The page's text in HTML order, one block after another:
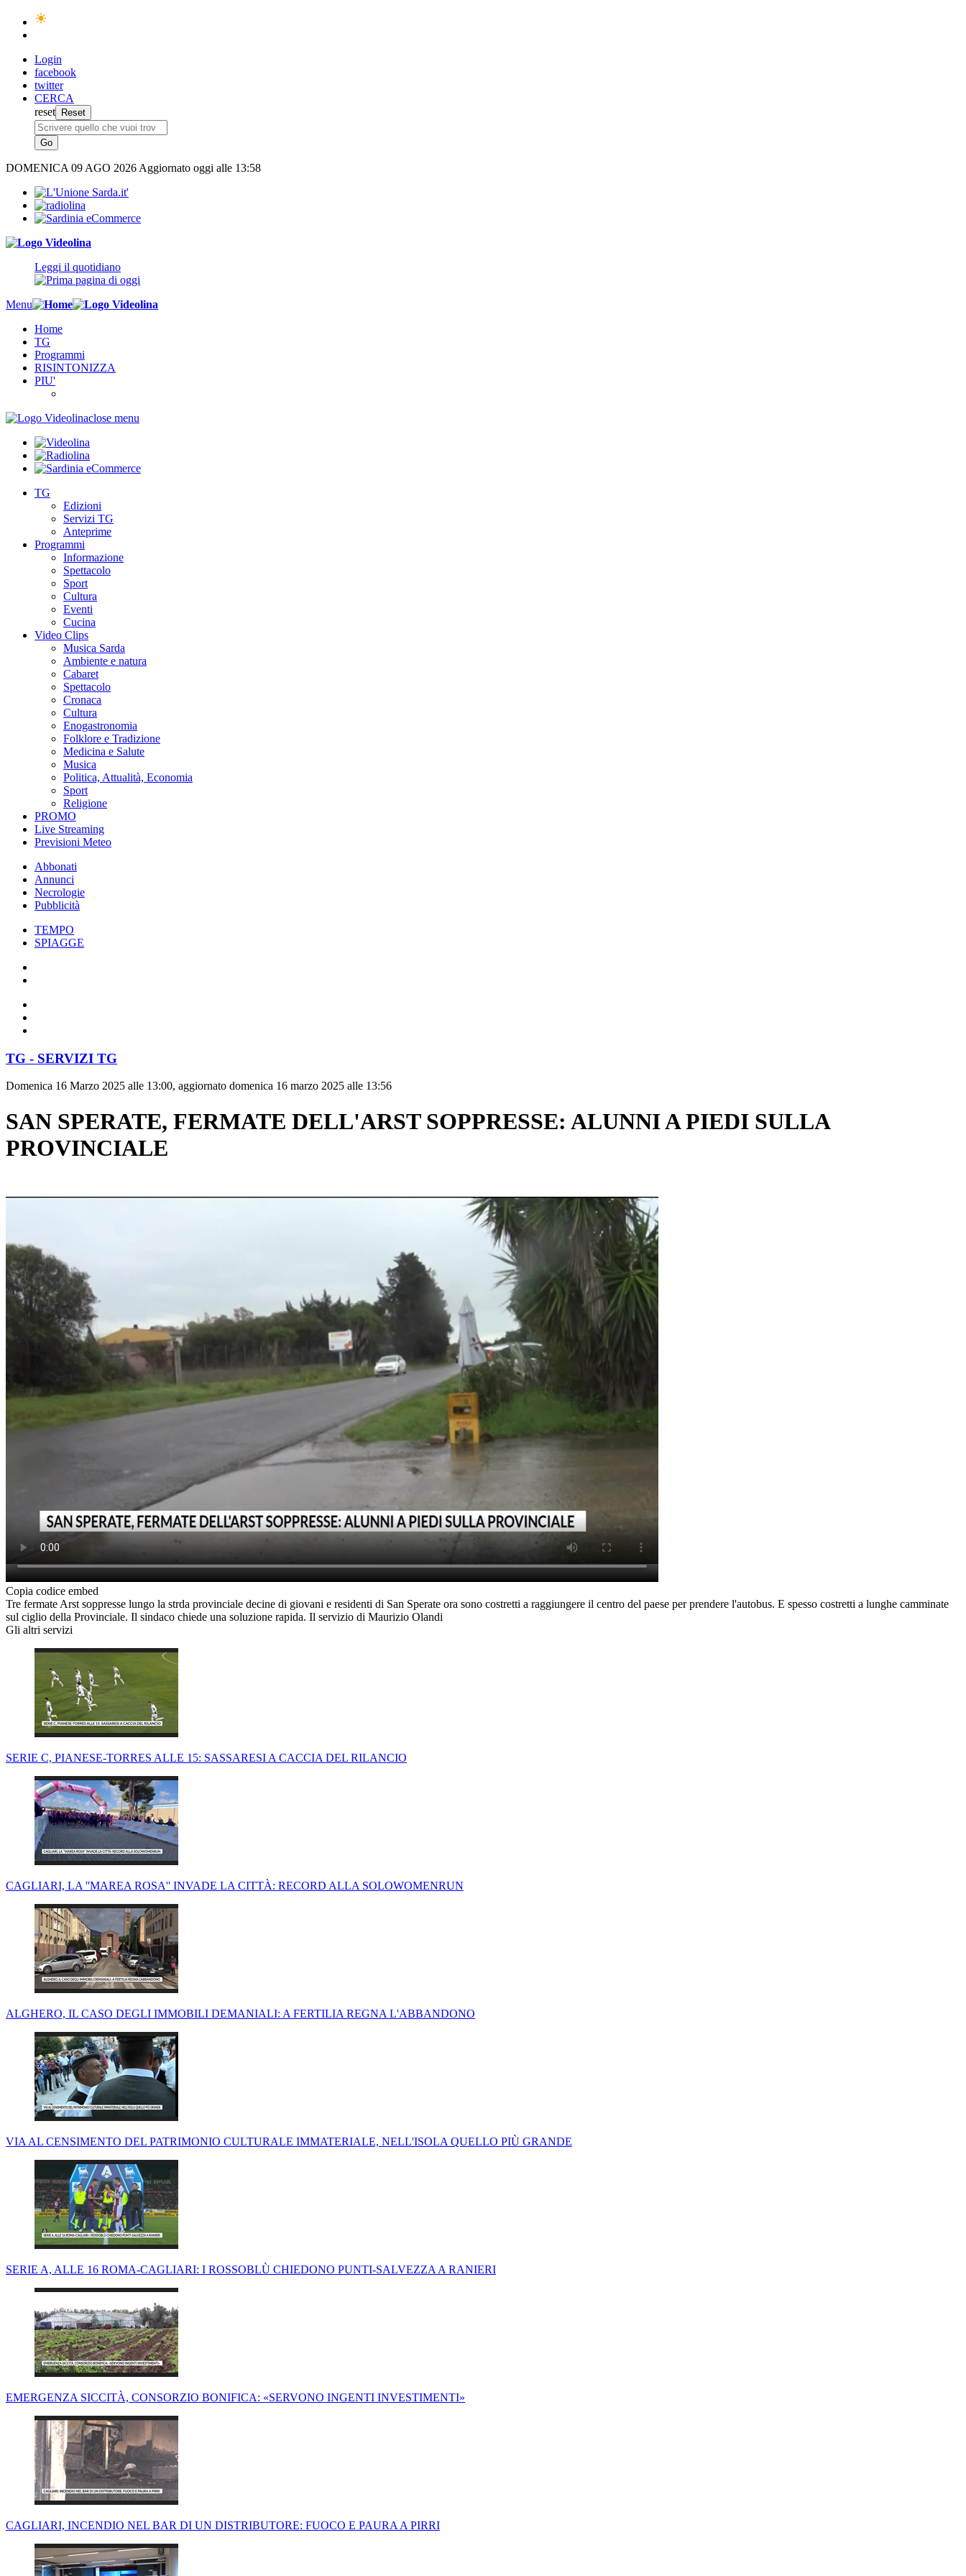
Login
facebook
twitter
CERCA
reset
DOMENICA 09 AGO 2026 Aggiornato oggi alle 13:58
Leggi il quotidiano
Menu
Home
TG
Programmi
RISINTONIZZA
PIU'
close menu
TG
Edizioni
Servizi TG
Anteprime
Programmi
Informazione
Spettacolo
Sport
Cultura
Eventi
Cucina
Video Clips
Musica Sarda
Ambiente e natura
Cabaret
Spettacolo
Cronaca
Cultura
Enogastronomia
Folklore e Tradizione
Medicina e Salute
Musica
Politica, Attualità, Economia
Sport
Religione
PROMO
Live Streaming
Previsioni Meteo
Abbonati
Annunci
Necrologie
Pubblicità
TEMPO
SPIAGGE
TG - SERVIZI TG
Domenica 16 Marzo 2025 alle 13:00, aggiornato domenica 16 marzo 2025 alle 13:56
SAN SPERATE, FERMATE DELL'ARST SOPPRESSE: ALUNNI A PIEDI SULLA
PROVINCIALE
Copia codice embed
Tre fermate Arst soppresse lungo la strda provinciale decine di giovani e residenti di San Sperate ora sono costretti a raggiungere il centro del paese per prendere l'autobus. E spesso costretti a lunghe camminate
sul ciglio della Provinciale. Il sindaco chiede una soluzione rapida. Il servizio di Maurizio Olandi
Gli altri servizi
SERIE C, PIANESE-TORRES ALLE 15: SASSARESI A CACCIA DEL RILANCIO
CAGLIARI, LA ''MAREA ROSA'' INVADE LA CITTÀ: RECORD ALLA SOLOWOMENRUN
ALGHERO, IL CASO DEGLI IMMOBILI DEMANIALI: A FERTILIA REGNA L'ABBANDONO
VIA AL CENSIMENTO DEL PATRIMONIO CULTURALE IMMATERIALE, NELL'ISOLA QUELLO PIÙ GRANDE
SERIE A, ALLE 16 ROMA-CAGLIARI: I ROSSOBLÙ CHIEDONO PUNTI-SALVEZZA A RANIERI
EMERGENZA SICCITÀ, CONSORZIO BONIFICA: «SERVONO INGENTI INVESTIMENTI»
CAGLIARI, INCENDIO NEL BAR DI UN DISTRIBUTORE: FUOCO E PAURA A PIRRI